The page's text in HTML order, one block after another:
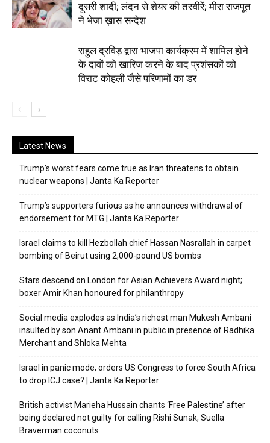
दूसरी शादी; लंदन से शेयर की तस्वीरें; मीरा राजपूत
ने भेजा ख़ास सन्देश
राहुल द्रविड़ द्वारा भाजपा कार्यक्रम में शामिल होने
के दावों को खारिज करने के बाद प्रशंसकों को
विराट कोहली जैसे परिणामों का डर
Latest News
Trump’s worst fears come true as Iran threatens to obtain
nuclear weapons | Janta Ka Reporter
Trump’s supporters furious as he announces withdrawal of
endorsement for MTG | Janta Ka Reporter
Israel claims to kill Hezbollah chief Hassan Nasrallah in carpet
bombing of Beirut using 2,000-pound US bombs
Stars descend on London for Asian Achievers Award night;
boxer Amir Khan honoured for philanthropy
Social media explodes as India’s richest man Mukesh Ambani
insulted by son Anant Ambani in public in presence of Radhika
Merchant and Shloka Mehta
Israel in panic mode; orders US Congress to force South Africa
to drop ICJ case? | Janta Ka Reporter
British activist Marieha Hussain chants ‘Free Palestine’ after
being declared not guilty for calling Rishi Sunak, Suella
Braverman coconuts